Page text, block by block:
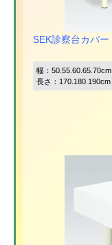
SEK診察台カバー
幅：50.55.60.65.70cm
長さ：170.180.190cm